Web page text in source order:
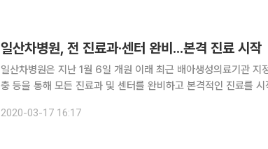
일산차병원, 전 진료과·센터 완비...본격 진료 시작
일산차병원은 지난 1월 6일 개원 이래 최근 배아생성의료기관 지
충 등을 통해 모든 진료과 및 센터를 완비하고 본격적인 진료를
월 말 ‘생명윤리 및 안전에 관한 법률’에 의거해 보건복지부로부터
2020-03-17 16:17